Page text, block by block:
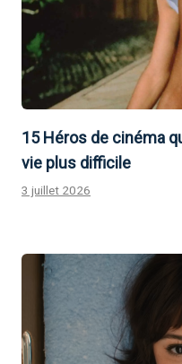
15 Héros de cinéma
vie plus difficile
3 juillet 2026